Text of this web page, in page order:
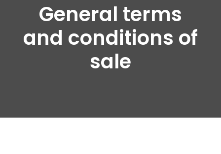
General terms
and conditions of
sale